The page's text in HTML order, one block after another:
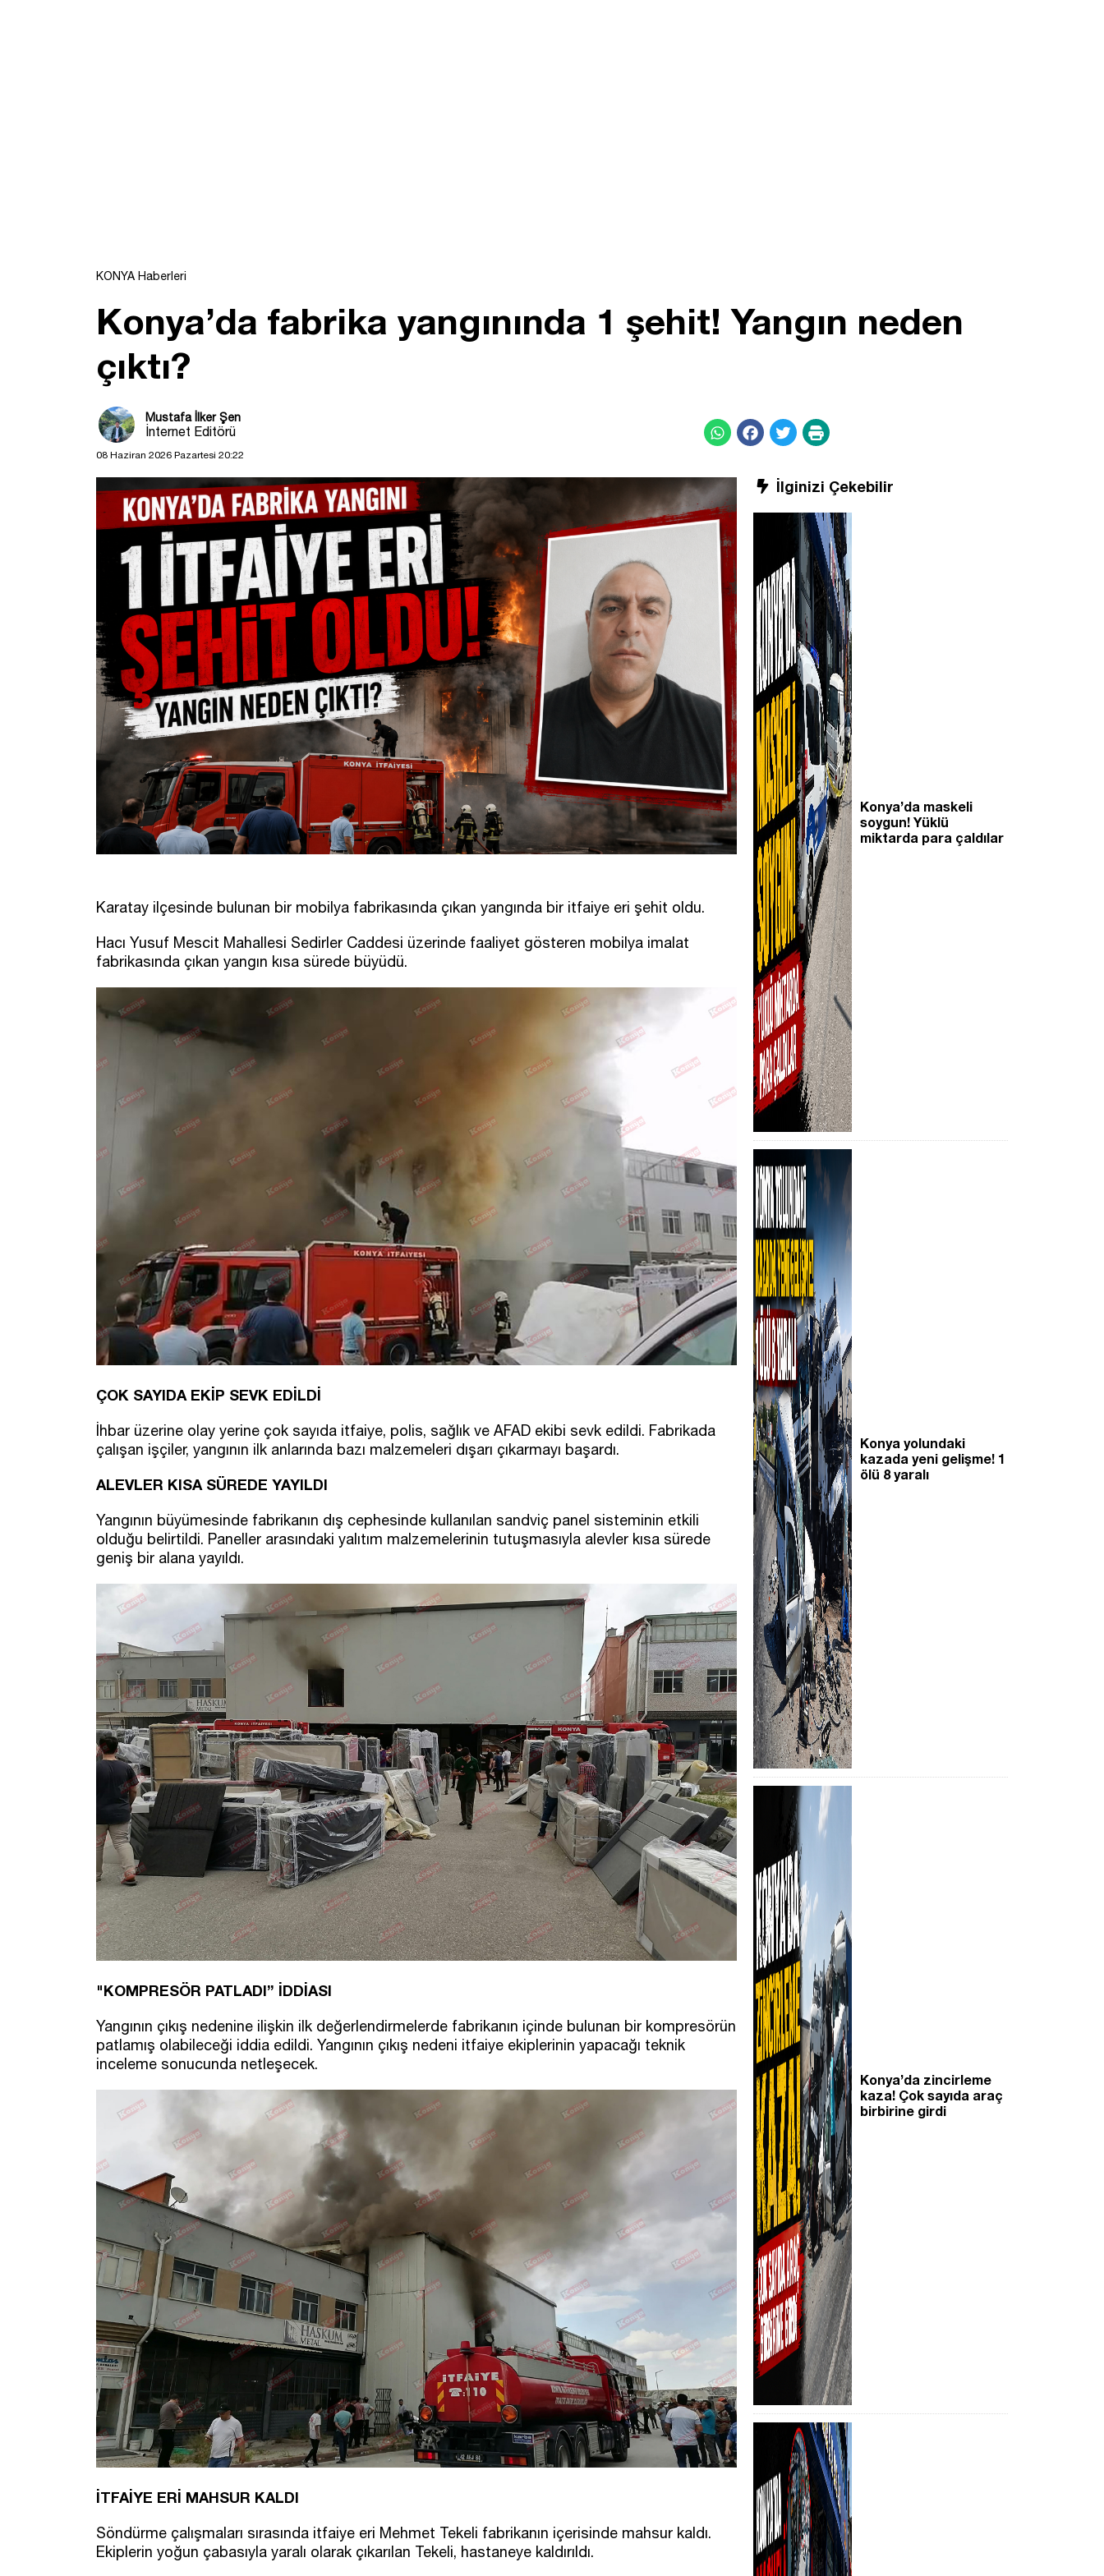
KONYA Haberleri
Konya’da fabrika yangınında 1 şehit! Yangın neden
çıktı?
Mustafa İlker Şen
İnternet Editörü
08 Haziran 2026 Pazartesi 20:22
Karatay ilçesinde bulunan bir mobilya fabrikasında çıkan yangında bir itfaiye eri şehit oldu.
Hacı Yusuf Mescit Mahallesi Sedirler Caddesi üzerinde faaliyet gösteren mobilya imalat
fabrikasında çıkan yangın kısa sürede büyüdü.
ÇOK SAYIDA EKİP SEVK EDİLDİ
İhbar üzerine olay yerine çok sayıda itfaiye, polis, sağlık ve AFAD ekibi sevk edildi. Fabrikada
çalışan işçiler, yangının ilk anlarında bazı malzemeleri dışarı çıkarmayı başardı.
ALEVLER KISA SÜREDE YAYILDI
Yangının büyümesinde fabrikanın dış cephesinde kullanılan sandviç panel sisteminin etkili
olduğu belirtildi. Paneller arasındaki yalıtım malzemelerinin tutuşmasıyla alevler kısa sürede
geniş bir alana yayıldı.
"KOMPRESÖR PATLADI” İDDİASI
Yangının çıkış nedenine ilişkin ilk değerlendirmelerde fabrikanın içinde bulunan bir kompresörün
patlamış olabileceği iddia edildi. Yangının çıkış nedeni itfaiye ekiplerinin yapacağı teknik
inceleme sonucunda netleşecek.
İTFAİYE ERİ MAHSUR KALDI
Söndürme çalışmaları sırasında itfaiye eri Mehmet Tekeli fabrikanın içerisinde mahsur kaldı.
Ekiplerin yoğun çabasıyla yaralı olarak çıkarılan Tekeli, hastaneye kaldırıldı.
İlginizi Çekebilir
Konya’da maskeli
soygun! Yüklü
miktarda para çaldılar
Konya yolundaki
kazada yeni gelişme! 1
ölü 8 yaralı
Konya’da zincirleme
kaza! Çok sayıda araç
birbirine girdi